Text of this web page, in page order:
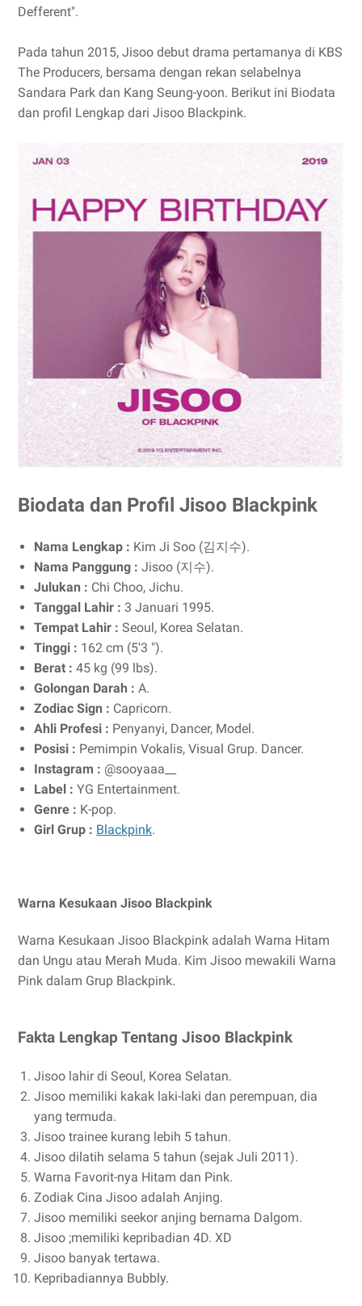
Defferent".
Pada tahun 2015, Jisoo debut drama pertamanya di KBS
The Producers, bersama dengan rekan selabelnya
Sandara Park dan Kang Seung-yoon. Berikut ini Biodata
dan profil Lengkap dari Jisoo Blackpink.
Biodata dan Profil Jisoo Blackpink
Nama Lengkap : Kim Ji Soo (김지수).
Nama Panggung : Jisoo (지수).
Julukan : Chi Choo, Jichu.
Tanggal Lahir : 3 Januari 1995.
Tempat Lahir : Seoul, Korea Selatan.
Tinggi : 162 cm (5'3 ").
Berat : 45 kg (99 lbs).
Golongan Darah : A.
Zodiac Sign : Capricorn.
Ahli Profesi : Penyanyi, Dancer, Model.
Posisi : Pemimpin Vokalis, Visual Grup. Dancer.
Instagram : @sooyaaa__
Label : YG Entertainment.
Genre : K-pop.
Girl Grup : Blackpink.
Warna Kesukaan Jisoo Blackpink
Warna Kesukaan Jisoo Blackpink adalah Warna Hitam
dan Ungu atau Merah Muda. Kim Jisoo mewakili Warna
Pink dalam Grup Blackpink.
Fakta Lengkap Tentang Jisoo Blackpink
Jisoo lahir di Seoul, Korea Selatan.
Jisoo memiliki kakak laki-laki dan perempuan, dia
yang termuda.
Jisoo trainee kurang lebih 5 tahun.
Jisoo dilatih selama 5 tahun (sejak Juli 2011).
Warna Favorit-nya Hitam dan Pink.
Zodiak Cina Jisoo adalah Anjing.
Jisoo memiliki seekor anjing bernama Dalgom.
Jisoo ;memiliki kepribadian 4D. XD
Jisoo banyak tertawa.
Kepribadiannya Bubbly.